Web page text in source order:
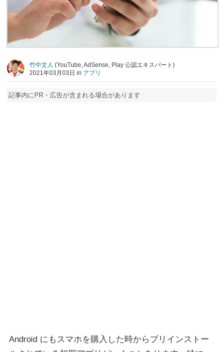
竹中文人 (YouTube, AdSense, Play 公認エキスパート)
2021年03月03日 in アプリ
記事内にPR・広告が含まれる場合があります
Android にもスマホを購入した時からプリインストー